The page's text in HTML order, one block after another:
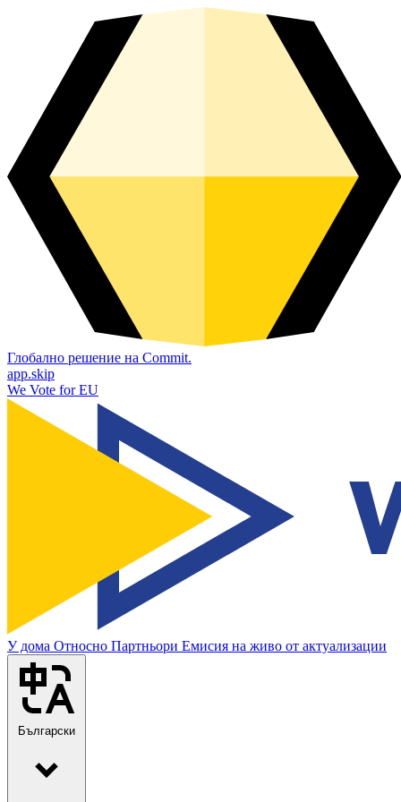
Глобално решение на Commit.
app.skip
We Vote for EU
У дома Относно Партньори Емисия на живо от актуализации
Български